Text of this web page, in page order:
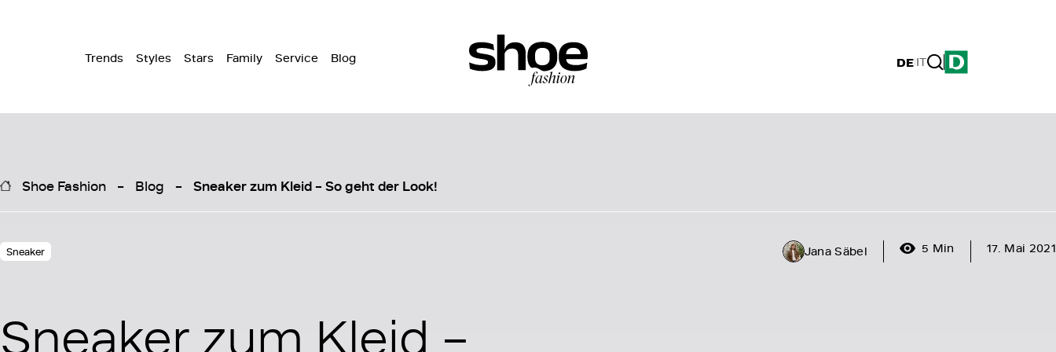
Trends Styles Stars Family Service Blog DE|IT
Shoe Fashion Blog Sneaker zum Kleid – So geht der Look!
Sneaker Jana Säbel 5 Min 17. Mai 2021
Sneaker zum Kleid –